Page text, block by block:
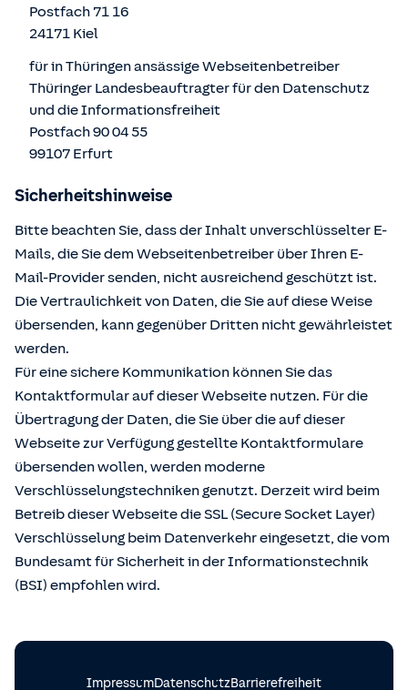
Postfach 71 16
24171 Kiel
für in Thüringen ansässige Webseitenbetreiber
Thüringer Landesbeauftragter für den Datenschutz
und die Informationsfreiheit
Postfach 90 04 55
99107 Erfurt
Sicherheitshinweise
Bitte beachten Sie, dass der Inhalt unverschlüsselter E-
Mails, die Sie dem Webseitenbetreiber über Ihren E-
Mail-Provider senden, nicht ausreichend geschützt ist.
Die Vertraulichkeit von Daten, die Sie auf diese Weise
übersenden, kann gegenüber Dritten nicht gewährleistet
werden.
Für eine sichere Kommunikation können Sie das
Kontaktformular auf dieser Webseite nutzen. Für die
Übertragung der Daten, die Sie über die auf dieser
Webseite zur Verfügung gestellte Kontaktformulare
übersenden wollen, werden moderne
Verschlüsselungstechniken genutzt. Derzeit wird beim
Betreib dieser Webseite die SSL (Secure Socket Layer)
Verschlüsselung beim Datenverkehr eingesetzt, die vom
Bundesamt für Sicherheit in der Informationstechnik
(BSI) empfohlen wird.
ImpressumDatenschutzBarrierefreiheit